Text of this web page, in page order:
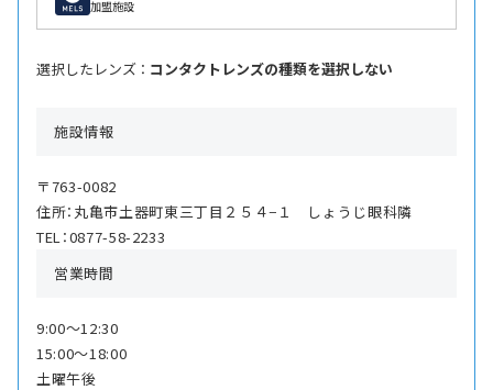
加盟施設
選択したレンズ ： コンタクトレンズの種類を選択しない
施設情報
〒763-0082
住所：丸亀市土器町東三丁目２５４−１ しょうじ眼科隣
TEL：0877-58-2233
営業時間
9:00〜12:30
15:00〜18:00
土曜午後